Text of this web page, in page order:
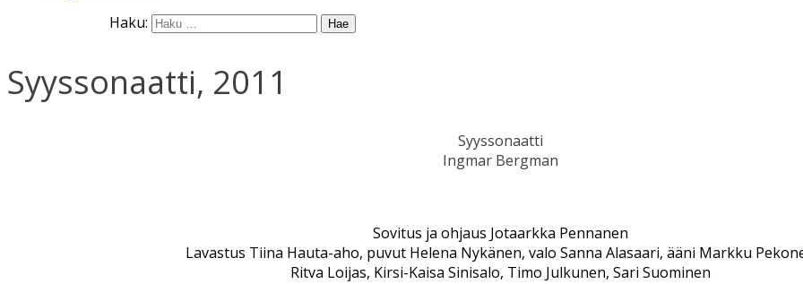
Haku:
Syyssonaatti, 2011
Syyssonaatti
Ingmar Bergman
Sovitus ja ohjaus Jotaarkka Pennanen
Lavastus Tiina Hauta-aho, puvut Helena Nykänen, valo Sanna Alasaari, ääni Markku
Ritva Loijas, Kirsi-Kaisa Sinisalo, Timo Julkunen, Sari Suominen